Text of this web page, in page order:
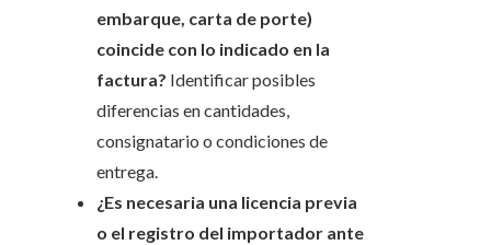
embarque, carta de porte)
coincide con lo indicado en la
factura? Identificar posibles
diferencias en cantidades,
consignatario o condiciones de
entrega.
¿Es necesaria una licencia previa
o el registro del importador ante